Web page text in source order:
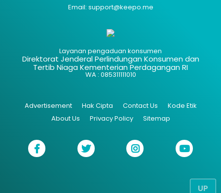
UP
Email: support@keepo.me
Layanan pengaduan konsumen
Direktorat Jenderal Perlindungan Konsumen dan
Tertib Niaga Kementerian Perdagangan RI
WA : 085311111010
Advertisement Hak Cipta Contact Us
Kode Etik
About Us
Privacy Policy Sitemap